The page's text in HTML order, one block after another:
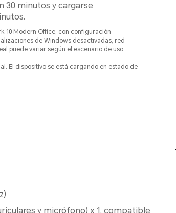
30 minutos y cargarse
10 Modern Office, con configuración
de Windows desactivadas, red
puede variar según el escenario de uso
El dispositivo se está cargando en estado de
y micrófono) x 1, compatible